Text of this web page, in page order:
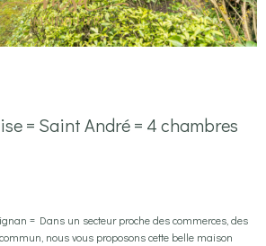
= Saint André = 4 chambres
= Dans un secteur proche des commerces, des
nous vous proposons cette belle maison